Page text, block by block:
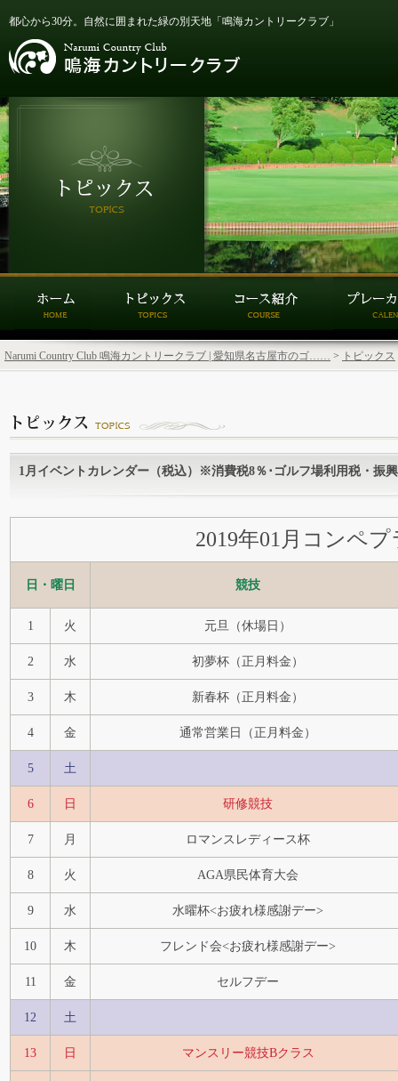
都心から30分。自然に囲まれた緑の別天地「鳴海カントリークラブ」
Narumi Country Club 鳴海カントリークラブ | 愛知県名古屋市のゴ…… > トピックス
1月イベントカレンダー（税込）※消費税8％･ゴルフ場利用税・振
2019年01月コンペプ
日・曜日 競技
1 火 元旦（休場日）
2 水 初夢杯（正月料金）
3 木 新春杯（正月料金）
4 金 通常営業日（正月料金）
5 土
6 日 研修競技
7 月 ロマンスレディース杯
8 火 AGA県民体育大会
9 水 水曜杯<お疲れ様感謝デー>
10 木 フレンド会<お疲れ様感謝デー>
11 金 セルフデー
12 土
13 日 マンスリー競技Bクラス